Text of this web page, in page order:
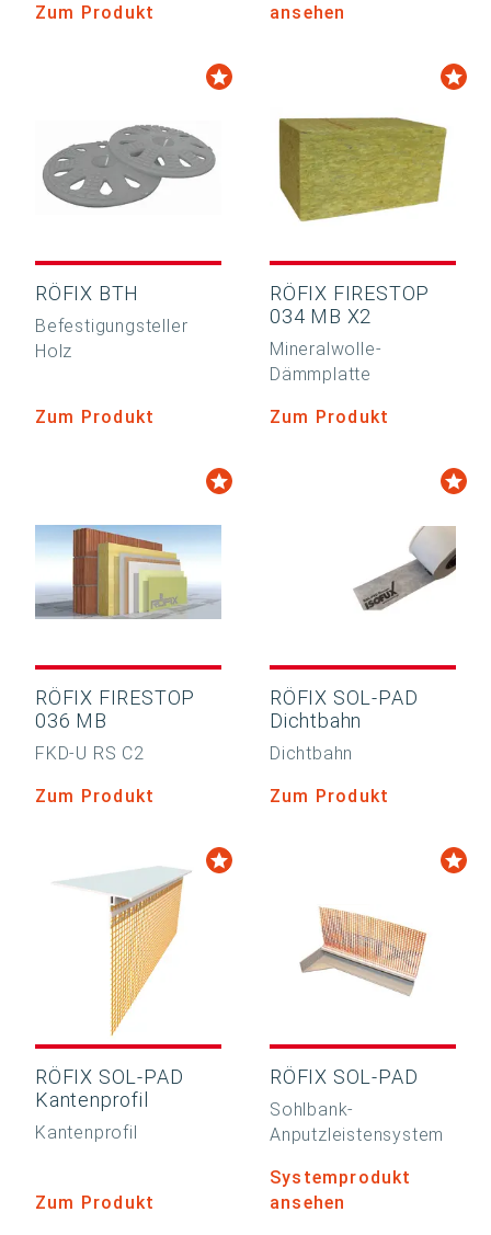
Zum Produkt
ansehen
RÖFIX BTH
Befestigungsteller
Holz
Zum Produkt
RÖFIX FIRESTOP
034 MB X2
Mineralwolle-
Dämmplatte
Zum Produkt
RÖFIX FIRESTOP
036 MB
FKD-U RS C2
Zum Produkt
RÖFIX SOL-PAD
Dichtbahn
Dichtbahn
Zum Produkt
RÖFIX SOL-PAD
Kantenprofil
Kantenprofil
Zum Produkt
RÖFIX SOL-PAD
Sohlbank-
Anputzleistensystem
Systemprodukt
ansehen